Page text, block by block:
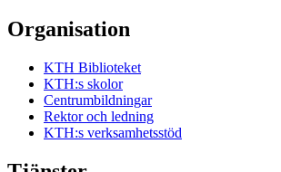
Organisation
KTH Biblioteket
KTH:s skolor
Centrumbildningar
Rektor och ledning
KTH:s verksamhetsstöd